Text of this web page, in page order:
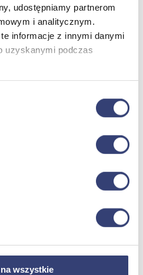
udostępniamy partnerom
i analitycznym.
informacje z innymi danymi
uzyskanymi podczas
wszystkie